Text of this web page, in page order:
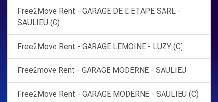
Free2Move Rent - GARAGE DE L' ETAPE SARL -
SAULIEU (C)
Free2Move Rent - GARAGE LEMOINE - LUZY (C)
Free2move Rent - GARAGE MODERNE - SAULIEU
Free2Move Rent - GARAGE MODERNE - SAULIEU (C)